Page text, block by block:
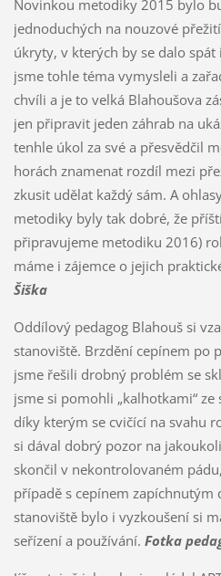
Novinkou metodiky 2015 bylo
jednoduchých na nouzové
úkryty, v kterých by se dalo spát
jsme tohle téma vymysleli a
chvíli a je to velká Blahoušova
jen připravit jeden záhrab na
tenhle úkol za své a přesvědčil
horách znamenat rozdíl mezi
zkusit udělat každý sám. A
metodiky byly tak dobré, že
připravujeme metodiku 2016)
máme i zájemce o jejich
Šiška
Oddílový pedagog Blahouš si
stanoviště. Brzdění cepínem po
jsme řešili drobný problém se
jsme si pomohli „kalhotkami“
díky kterým se cvičící na svahu
si dával dobrý pozor na
skončil v nekontrolovaném
případě s cepínem zapíchnutým
stanoviště bylo i vyzkoušení si
seřízení a používání. Fotka